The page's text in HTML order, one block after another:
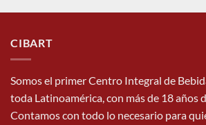
CIBART
Somos el primer Centro Integral de
toda Latinoamérica, con más de 18 años
Contamos con todo lo necesario para